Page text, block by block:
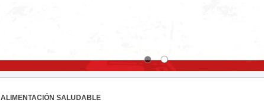
ALIMENTACIÓN SALUDABLE